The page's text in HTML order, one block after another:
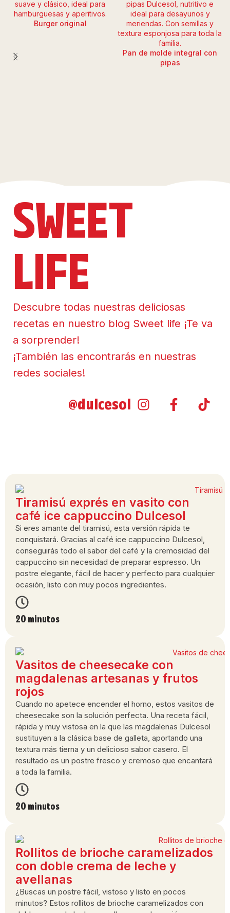
Burger original
Pan de molde integral con
pipas
SWEET
LIFE
Descubre todas nuestras deliciosas
recetas en nuestro blog Sweet life ¡Te va
a sorprender!
¡También las encontrarás en nuestras
redes sociales!
@dulcesol
Tiramisú exprés en vasito con
café ice cappuccino Dulcesol
Si eres amante del tiramisú, esta versión rápida te
conquistará. Gracias al café ice cappuccino Dulcesol,
conseguirás todo el sabor del café y la cremosidad del
cappuccino sin necesidad de preparar espresso. Un
postre elegante, fácil de hacer y perfecto para cualquier
ocasión, listo con muy pocos ingredientes.
20 minutos
Vasitos de cheesecake con
magdalenas artesanas y frutos
rojos
Cuando no apetece encender el horno, estos vasitos de
cheesecake son la solución perfecta. Una receta fácil,
rápida y muy vistosa en la que las magdalenas Dulcesol
sustituyen a la clásica base de galleta, aportando una
textura más tierna y un delicioso sabor casero. El
resultado es un postre fresco y cremoso que encantará
a toda la familia.
20 minutos
Rollitos de brioche caramelizados
con doble crema de leche y
avellanas
¿Buscas un postre fácil, vistoso y listo en pocos
minutos? Estos rollitos de brioche caramelizados con